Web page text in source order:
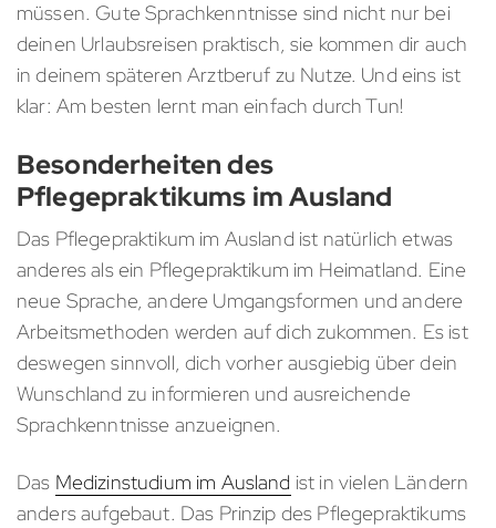
müssen. Gute Sprachkenntnisse sind nicht nur bei
deinen Urlaubsreisen praktisch, sie kommen dir auch
in deinem späteren Arztberuf zu Nutze. Und eins ist
klar: Am besten lernt man einfach durch Tun!
Besonderheiten des
Pflegepraktikums im Ausland
Das Pflegepraktikum im Ausland ist natürlich etwas
anderes als ein Pflegepraktikum im Heimatland. Eine
neue Sprache, andere Umgangsformen und andere
Arbeitsmethoden werden auf dich zukommen. Es ist
deswegen sinnvoll, dich vorher ausgiebig über dein
Wunschland zu informieren und ausreichende
Sprachkenntnisse anzueignen.
Das Medizinstudium im Ausland ist in vielen Ländern
anders aufgebaut. Das Prinzip des Pflegepraktikums